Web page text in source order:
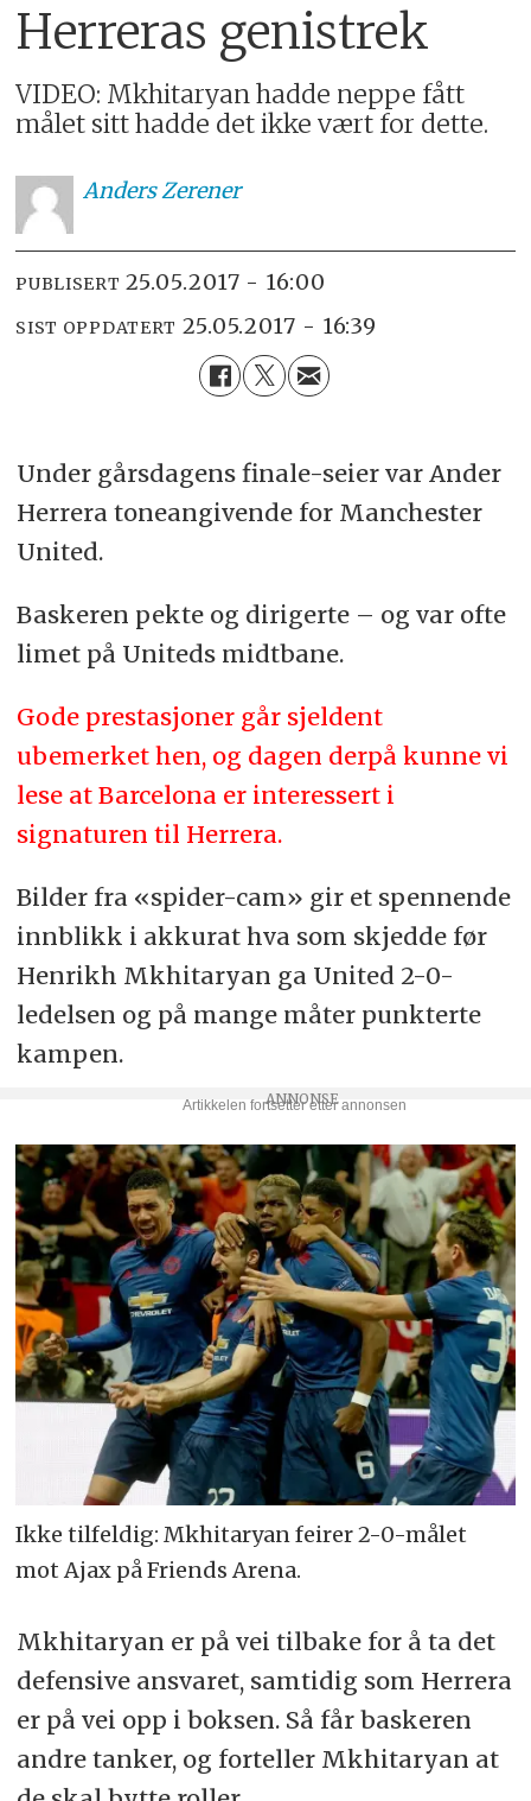
Herreras genistrek
VIDEO: Mkhitaryan hadde neppe fått
målet sitt hadde det ikke vært for dette.
AndersZerener
PUBLISERT 25.05.2017 - 16:00
SIST OPPDATERT 25.05.2017 - 16:39
Under gårsdagens finale-seier var Ander
Herrera toneangivende for Manchester
United.
Baskeren pekte og dirigerte – og var ofte
limet på Uniteds midtbane.
Gode prestasjoner går sjeldent
ubemerket hen, og dagen derpå kunne vi
lese at Barcelona er interessert i
signaturen til Herrera.
Bilder fra «spider-cam» gir et spennende
innblikk i akkurat hva som skjedde før
Henrikh Mkhitaryan ga United 2-0-
ledelsen og på mange måter punkterte
kampen.
Ikke tilfeldig: Mkhitaryan feirer 2-0-målet
mot Ajax på Friends Arena.
Mkhitaryan er på vei tilbake for å ta det
defensive ansvaret, samtidig som Herrera
er på vei opp i boksen. Så får baskeren
andre tanker, og forteller Mkhitaryan at